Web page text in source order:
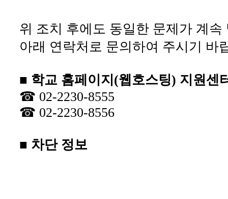
위 조치 후에도 동일한 문제가 계속
아래 연락처로 문의하여 주시기 바
■ 학교 홈페이지(웹호스팅) 지원센
☎ 02-2230-8555
☎ 02-2230-8556
■ 차단 정보